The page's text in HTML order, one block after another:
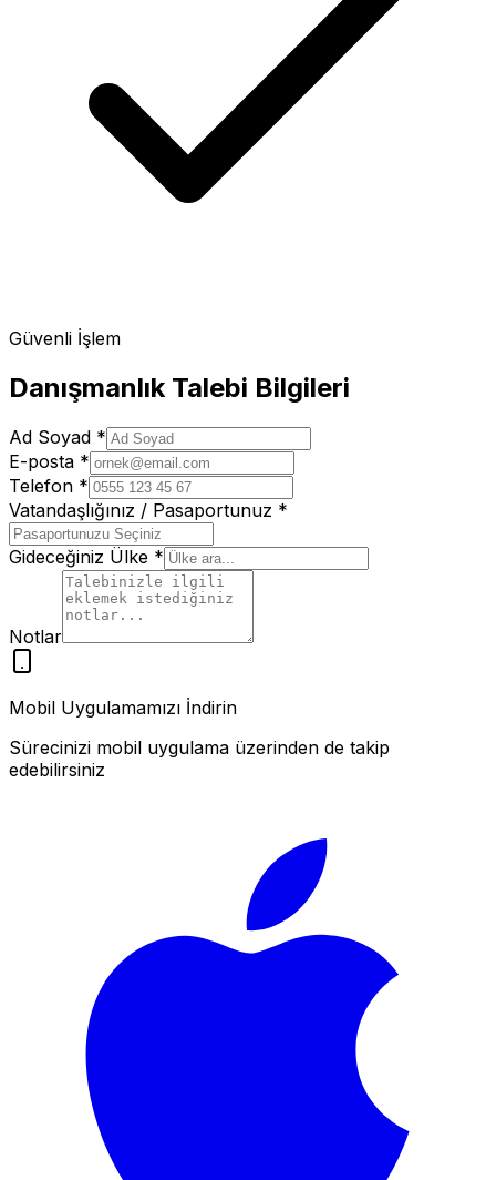
Güvenli İşlem
Danışmanlık Talebi Bilgileri
Ad Soyad *
E-posta *
Telefon *
Vatandaşlığınız / Pasaportunuz *
Gideceğiniz Ülke *
Notlar
Mobil Uygulamamızı İndirin
Sürecinizi mobil uygulama üzerinden de takip
edebilirsiniz